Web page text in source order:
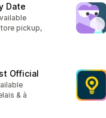
Date
pickup,
Official
& à